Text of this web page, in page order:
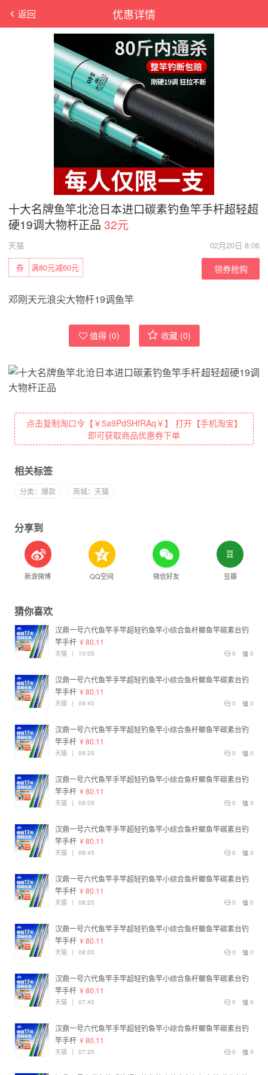
优惠详情
返回
十大名牌鱼竿北沧日本进口碳素钓鱼竿手杆超轻超
硬19调大物杆正品 32元
天猫
02月20日 8:06
满80元减60元
券 领券抢购
邓刚天元浪尖大物杆19调鱼竿
值得 (0) 收藏 (0)
点击复制淘口令【￥5a9PdSHfRAq￥】 打开【手机淘宝】
即可获取商品优惠券下单
相关标签
分类：爆款 商城：天猫
分享到
新浪微博 QQ空间 微信好友 豆瓣
猜你喜欢
汉鼎一号六代鱼竿手竿超轻钓鱼竿小综合鱼杆鲫鱼竿碳素台钓
竿手杆 ¥ 80.11
0
0
天猫 | 10:05
汉鼎一号六代鱼竿手竿超轻钓鱼竿小综合鱼杆鲫鱼竿碳素台钓
竿手杆 ¥ 80.11
0
0
天猫 | 09:45
汉鼎一号六代鱼竿手竿超轻钓鱼竿小综合鱼杆鲫鱼竿碳素台钓
竿手杆 ¥ 80.11
0
0
天猫 | 09:25
汉鼎一号六代鱼竿手竿超轻钓鱼竿小综合鱼杆鲫鱼竿碳素台钓
竿手杆 ¥ 80.11
0
0
天猫 | 09:05
汉鼎一号六代鱼竿手竿超轻钓鱼竿小综合鱼杆鲫鱼竿碳素台钓
竿手杆 ¥ 80.11
0
0
天猫 | 08:45
汉鼎一号六代鱼竿手竿超轻钓鱼竿小综合鱼杆鲫鱼竿碳素台钓
竿手杆 ¥ 80.11
0
0
天猫 | 08:25
汉鼎一号六代鱼竿手竿超轻钓鱼竿小综合鱼杆鲫鱼竿碳素台钓
竿手杆 ¥ 80.11
0
0
天猫 | 08:05
汉鼎一号六代鱼竿手竿超轻钓鱼竿小综合鱼杆鲫鱼竿碳素台钓
竿手杆 ¥ 80.11
0
0
天猫 | 07:45
汉鼎一号六代鱼竿手竿超轻钓鱼竿小综合鱼杆鲫鱼竿碳素台钓
竿手杆 ¥ 80.11
0
0
天猫 | 07:25